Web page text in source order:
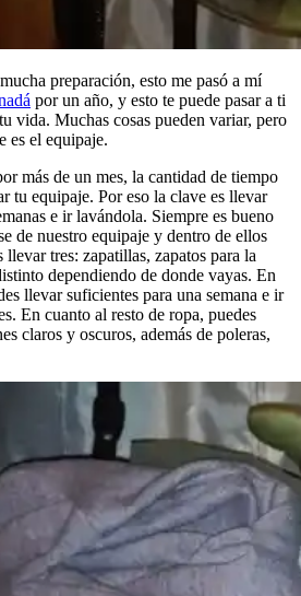
preparación, esto me pasó a mí
por un año, y esto te puede pasar a ti
vida. Muchas cosas pueden variar, pero
es el equipaje.
más de un mes, la cantidad de tiempo
tu equipaje. Por eso la clave es llevar
e ir lavándola. Siempre es bueno
de nuestro equipaje y dentro de ellos
tres: zapatillas, zapatos para la
dependiendo de donde vayas. En
llevar suficientes para una semana e ir
En cuanto al resto de ropa, puedes
claros y oscuros, además de poleras,